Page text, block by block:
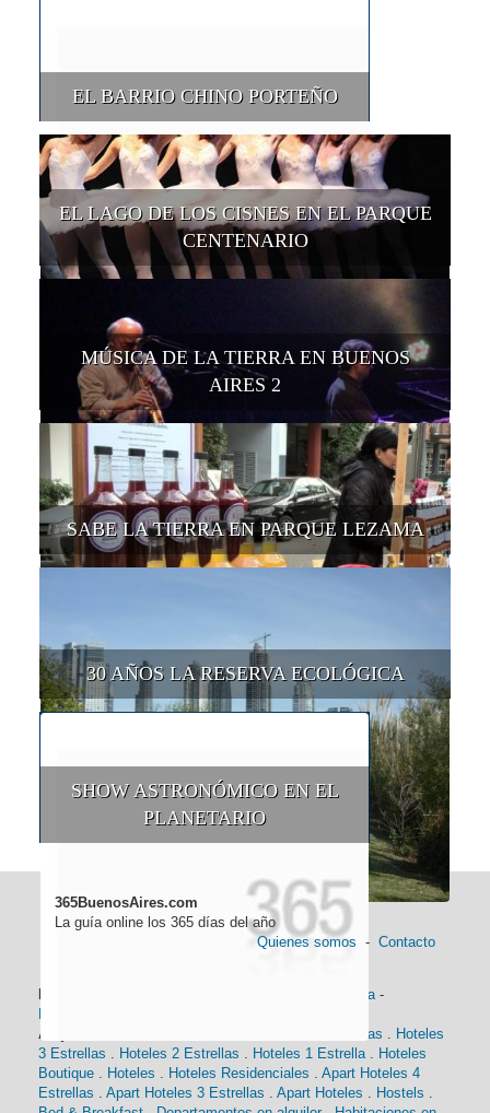
EL BARRIO CHINO PORTEÑO
EL LAGO DE LOS CISNES EN EL PARQUE
CENTENARIO
MÚSICA DE LA TIERRA EN BUENOS
AIRES 2
SABE LA TIERRA EN PARQUE LEZAMA
30 AÑOS LA RESERVA ECOLÓGICA
SHOW ASTRONÓMICO EN EL
PLANETARIO
365BuenosAires.com
La guía online los 365 días del año
Quienes somos - Contacto
Información general: Historia -
Distancias
Alojamiento:
Hoteles 4 Estrellas
Hoteles
3 Estrellas
Hoteles 2 Estrellas Hoteles 1 Estrella
Hoteles
Boutique
Hoteles Hoteles Residenciales
Apart Hoteles 4
Estrellas
Apart Hoteles 3 Estrellas Apart Hoteles Hostels